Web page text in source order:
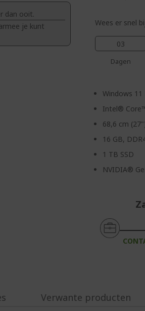
dan ooit.
je kunt
Wees er snel
03
Dagen
Windows
Intel®
68,6 cm
16 GB,
1 TB SSD
NVIDIA®
Verwante producten